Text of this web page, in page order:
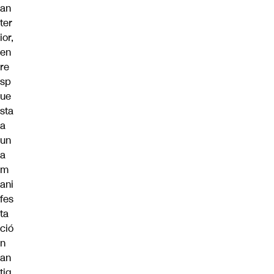
an
ter
ior,
en
re
sp
ue
sta
a
un
a
m
ani
fes
ta
ció
n
an